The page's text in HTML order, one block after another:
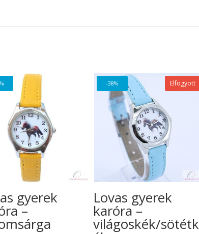
gyerek
–
-38% Elfogyott
Lovas gyerek
karóra –
világoskék/sötétk